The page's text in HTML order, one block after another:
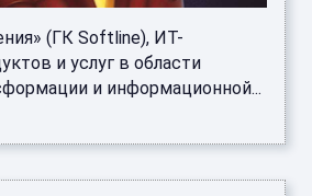
(ГК Softline), ИТ-
и услуг в области
и информационной...